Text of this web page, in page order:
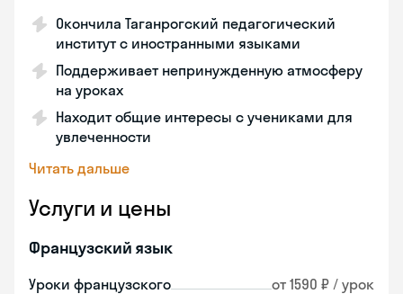
Окончила Таганрогский педагогический
институт с иностранными языками
Поддерживает непринужденную атмосферу
на уроках
Находит общие интересы с учениками для
увлеченности
Читать дальше
Услуги и цены
Французский язык
Уроки французского от 1590 ₽ / урок